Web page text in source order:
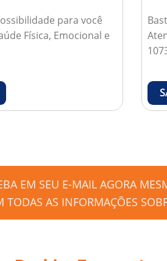
para você
Física, Emocional e
EM SEU E-MAIL AGORA
TODAS AS INFORMAÇÕES